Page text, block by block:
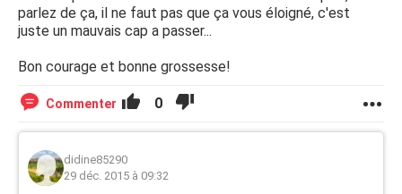
parlez de ça, il ne faut pas que ça vous éloigné, c'est
juste un mauvais cap a passer...
Bon courage et bonne grossesse!
Commenter 0
didine85290
29 déc. 2015 à 09:32